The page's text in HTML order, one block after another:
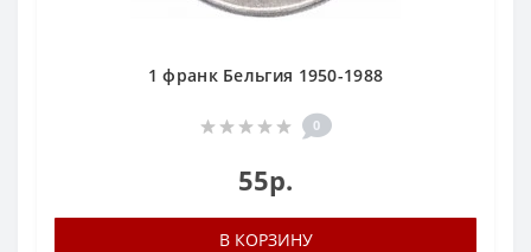
1 франк Бельгия 1950-1988
0
55р.
В КОРЗИНУ